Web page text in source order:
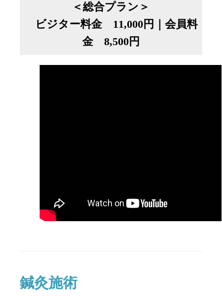
＜総合プラン＞
ビジター料金 11,000円｜会員料
金 8,500円
鍼灸施術